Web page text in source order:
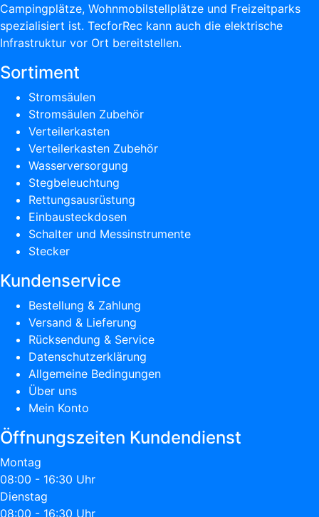
Campingplätze, Wohnmobilstellplätze und Freizeitparks
spezialisiert ist. TecforRec kann auch die elektrische
Infrastruktur vor Ort bereitstellen.
Sortiment
Stromsäulen
Stromsäulen Zubehör
Verteilerkasten
Verteilerkasten Zubehör
Wasserversorgung
Stegbeleuchtung
Rettungsausrüstung
Einbausteckdosen
Schalter und Messinstrumente
Stecker
Kundenservice
Bestellung & Zahlung
Versand & Lieferung
Rücksendung & Service
Datenschutzerklärung
Allgemeine Bedingungen
Über uns
Mein Konto
Öffnungszeiten Kundendienst
Montag
08:00 - 16:30 Uhr
Dienstag
08:00 - 16:30 Uhr